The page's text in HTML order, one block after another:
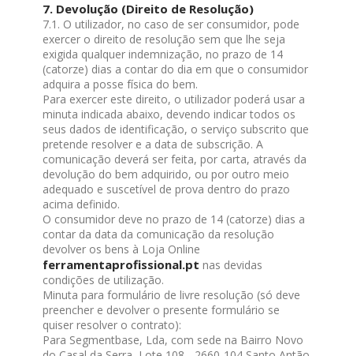
7. Devolução (Direito de Resolução)
7.1. O utilizador, no caso de ser consumidor, pode
exercer o direito de resolução sem que lhe seja
exigida qualquer indemnização, no prazo de 14
(catorze) dias a contar do dia em que o consumidor
adquira a posse física do bem.
Para exercer este direito, o utilizador poderá usar a
minuta indicada abaixo, devendo indicar todos os
seus dados de identificação, o serviço subscrito que
pretende resolver e a data de subscrição. A
comunicação deverá ser feita, por carta, através da
devolução do bem adquirido, ou por outro meio
adequado e suscetível de prova dentro do prazo
acima definido.
O consumidor deve no prazo de 14 (catorze) dias a
contar da data da comunicação da resolução
devolver os bens à Loja Online
ferramentaprofissional.pt nas devidas
condições de utilização.
Minuta para formulário de livre resolução (só deve
preencher e devolver o presente formulário se
quiser resolver o contrato):
Para Segmentbase, Lda, com sede na Bairro Novo